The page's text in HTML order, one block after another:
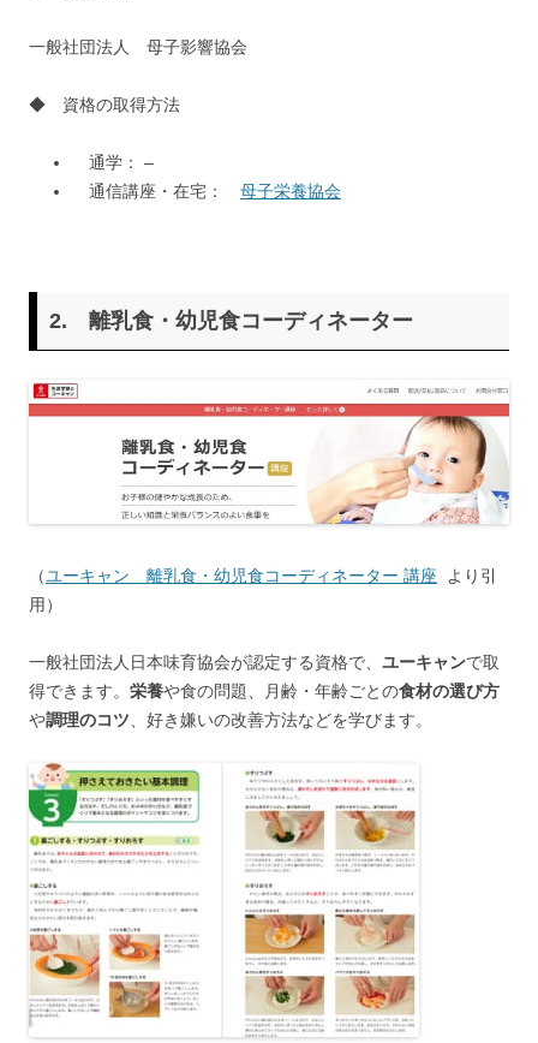
一般社団法人 母子影響協会
◆ 資格の取得方法
通学： –
通信講座・在宅： 母子栄養協会
2. 離乳食・幼児食コーディネーター
（ユーキャン 離乳食・幼児食コーディネーター 講座 より引
用）
一般社団法人日本味育協会が認定する資格で、 ユーキャンで取
得できます。 栄養や食の問題、月齢・年齢ごとの食材の選び方
や調理のコツ、好き嫌いの改善方法などを学びます。